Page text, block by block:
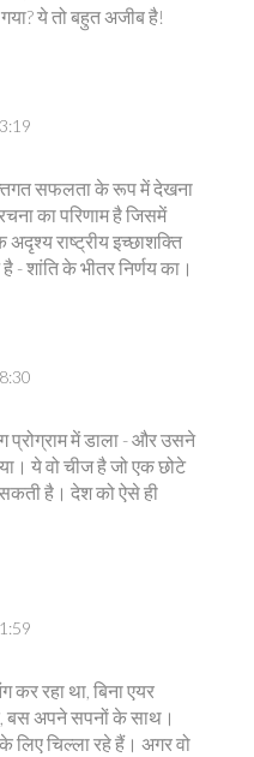
ये तो बहुत अजीब है!
सफलता के रूप में देखना
का परिणाम है जिसमें
राष्ट्रीय इच्छाशक्ति
शांति के भीतर निर्णय का।
प्रोग्राम में डाला - और उसने
ये वो चीज है जो एक छोटे
है। देश को ऐसे ही
कर रहा था, बिना एयर
बस अपने सपनों के साथ।
चिल्ला रहे हैं। अगर वो